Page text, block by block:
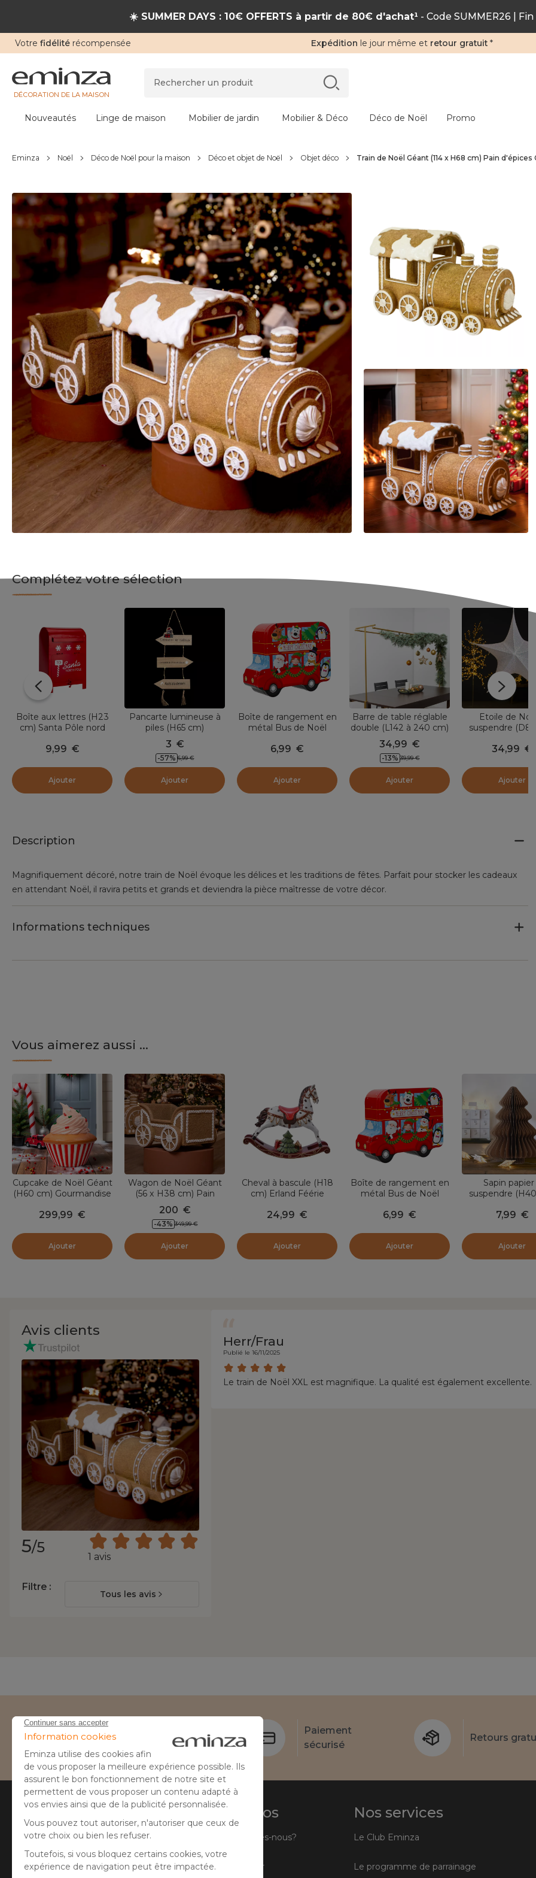
☀️ SUMMER DAYS : 10€ OFFERTS à partir de 80€ d'achat¹- Code SUMMER26 |
Votre fidélité récompensée Expédition le jour même et retour gratuit *
DÉCORATION DE LA MAISON
Nouveautés Linge de maison Mobilier de jardin Mobilier & Déco Déco de Noël Promo
Eminza Noël Déco de Noël pour la maison Déco et objet de Noël Objet déco Train de Noël Géant (114 x H68 cm) Pain d'épices
Complétez votre sélection
Boîte aux lettres (H23
cm) Santa Pôle nord
9,99 €
Ajouter
Pancarte lumineuse à
piles (H65 cm)
Distribution de cadeaux
Blanc chaud
3 €
-57% 6,99 €
Ajouter
Boîte de rangement en
métal Bus de Noël
6,99 €
Ajouter
Barre de table réglable
double (L142 à 240 cm)
pour Décoration Or
34,99 €
-13% 39,99 €
Ajouter
Etoile de Noël
suspendre (D80
34,99 €
Ajouter
Description
Magnifiquement décoré, notre train de Noël évoque les délices et les traditions de fêtes. Parfait pour stocker les cadeaux
en attendant Noël, il ravira petits et grands et deviendra la pièce maîtresse de votre décor.
Informations techniques
Vous aimerez aussi ...
Cupcake de Noël Géant
(H60 cm) Gourmandise
299,99 €
Ajouter
Wagon de Noël Géant
(56 x H38 cm) Pain
d'épices Gourmand
200 €
-43% 349,99 €
Ajouter
Cheval à bascule (H18
cm) Erland Féérie
24,99 €
Ajouter
Boîte de rangement en
métal Bus de Noël
6,99 €
Ajouter
Sapin papier
suspendre
Brun
7,99 €
Ajouter
Avis clients
5/5
1 avis
Filtre :
Tous les avis
Herr/Frau
Publié le 16/11/2025
Le train de Noël XXL est magnifique. La qualité est également excellente.
04 50 65 10 12
Paiement
sécurisé
Retours
Aide
Suivre ma commande
Faire un retour
A propos
Qui sommes-nous?
Côté Atelier
Nos services
Le Club Eminza
Le programme de parrainage